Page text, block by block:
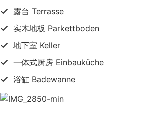
露台 Terrasse
实木地板 Parkettboden
地下室 Keller
一体式厨房 Einbauküche
浴缸 Badewanne